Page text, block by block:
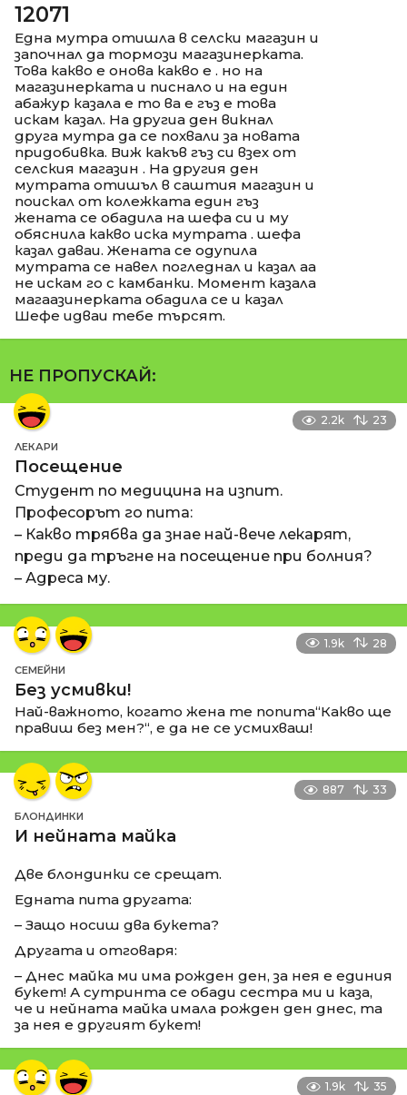
12071
Една мутра отишла в селски магазин и
започнал да тормози магазинерката.
Това какво е онова какво е . но на
магазинерката и писнало и на един
абажур казала е то ва е гъз е това
искам казал. На другиа ден викнал
друга мутра да се похвали за новата
придобивка. Виж какъв гъз си взех от
селския магазин . На другия ден
мутрата отишъл в саштия магазин и
поискал от колежката един гъз
жената се обадила на шефа си и му
обяснила какво иска мутрата . шефа
казал даваи. Жената се одупила
мутрата се навел погледнал и казал аа
не искам го с камбанки. Момент казала
магаазинерката обадила се и казал
Шефе идваи тебе търсят.
НЕ ПРОПУСКАЙ:
2.2k 23
ЛЕКАРИ
Посещение
Студент по медицина на изпит.
Професорът го пита:
– Какво трябва да знае най-вече лекарят,
преди да тръгне на посещение при болния?
– Адреса му.
1.9k 28
СЕМЕЙНИ
Без усмивки!
Най-важното, когато жена те попита“Какво ще
правиш без мен?“, е да не се усмихваш!
887 33
БЛОНДИНКИ
И нейната майка
Две блондинки се срещат.
Едната пита другата:
– Защо носиш два букета?
Другата и отговаря:
– Днес майка ми има рожден ден, за нея е единия
букет! А сутринта се обади сестра ми и каза,
че и нейната майка имала рожден ден днес, та
за нея е другият букет!
1.9k 35